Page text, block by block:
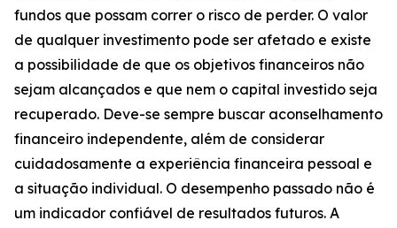
fundos que possam correr o risco de perder. O valor
de qualquer investimento pode ser afetado e existe
a possibilidade de que os objetivos financeiros não
sejam alcançados e que nem o capital investido seja
recuperado. Deve-se sempre buscar aconselhamento
financeiro independente, além de considerar
cuidadosamente a experiência financeira pessoal e
a situação individual. O desempenho passado não é
um indicador confiável de resultados futuros. A